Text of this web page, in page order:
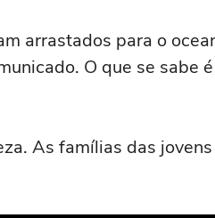
arrastados para o
O que se sabe é
As famílias das jovens